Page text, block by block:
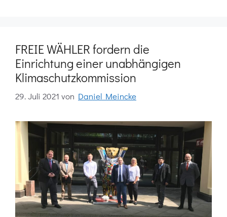
FREIE WÄHLER fordern die
Einrichtung einer unabhängigen
Klimaschutzkommission
29. Juli 2021 von Daniel Meincke